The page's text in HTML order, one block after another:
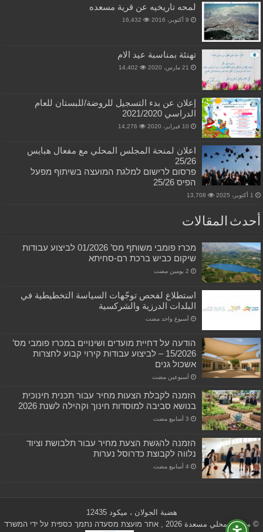
لمحه تاريخيه عن قرية مسعده
9 أكتوبر، 2016 16,432
تهنئة بمناسبة عيد الام
21 مارس، 2020 14,402
إعلان عن بدء التسجيل للروضة/للبستان للعام
الدراسي 2021/2020
10 فبراير، 2020 14,276
اعلان لمنحة المجلس المحلي مع مفعال هبايس
25/26
פרסום לרישום למלגת המועצה בשיתוף מפעל
הפיס 25/26
1 أكتوبر، 2025 13,708
أحدث المقالات
מכרז פומבי משותף מס’ 01/2026 לביצוע עבודות
שיקום כביש ברכת רם-סחיתא
استطلاع لفحص توجّهات السياسة التخطيطية في
البلدات الدرزية والشركسية
‏أسبوع واحد مضت
הודעה על דחיית מועדים ושינויים במכרז פומבי מס’
15/2026 – לביצוע עבודות קירוי קבוע לחצרות
אשכול גנים
‏أسبوعين مضت
הזמנה לקבלת הצעות מחיר עבור תכנית חינוכית
בנושא סביבה למוסדות חינוך וקהילה לשנת 2026
הזמנה להגשת הצעת מחיר עבור תלבושת וציוד
נלווה לקבוצת כדרוסל נערות
هضبة الجولان ، ميكود 12435
© مجلس محلي مسعدة 2026 , אתר מועצת מסעדה נתמך כספית על ידי המשרד